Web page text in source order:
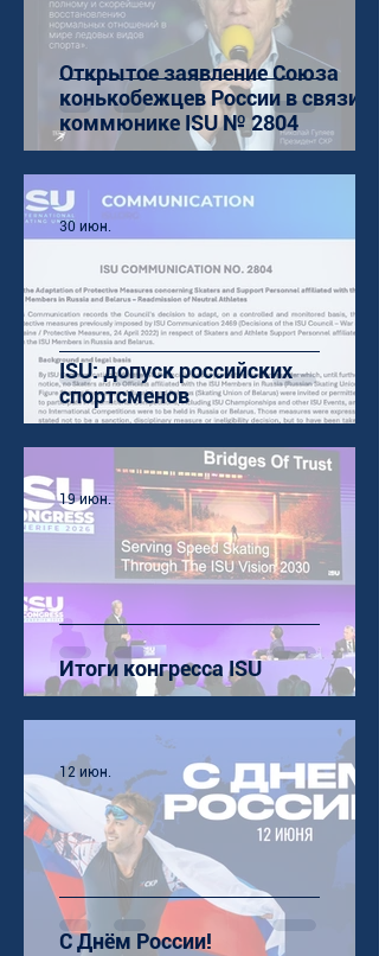
Открытое заявление Союза
конькобежцев России в связи с
коммюнике ISU № 2804
ISU: допуск российских
спортсменов
30 июн.
Итоги конгресса ISU
19 июн.
С Днём России!
12 июн.